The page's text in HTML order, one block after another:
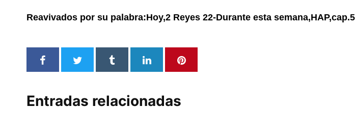
Reavivados por su palabra:Hoy,2 Reyes 22-Durante esta
Entradas relacionadas